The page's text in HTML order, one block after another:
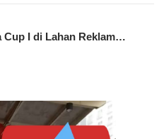
Cup I di Lahan Reklam…